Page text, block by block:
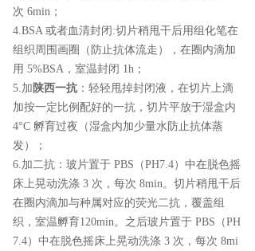
次 6min；
4.BSA 或者血清封闭:切片稍甩干后用组化笔在
组织周围画圈（防止抗体流走），在圈内滴加
用 5%BSA，室温封闭 1h；
5.加 陕西一抗 ：轻轻甩掉封闭液，在切片上滴
加按一定比例配好的一抗，切片平放于湿盒内
4°C 孵育过夜（湿盒内加少量水防止抗体蒸
发）；
6.加二抗：玻片置于 PBS（PH7.4）中在脱色摇
床上晃动洗涤 3 次，每次 8min。切片稍甩干后
在圈内滴加与种属对应的荧光二抗，覆盖组
织，室温孵育120min。之后玻片置于 PBS（PH
7.4）中在脱色摇床上晃动洗涤 3 次，每次 8mi